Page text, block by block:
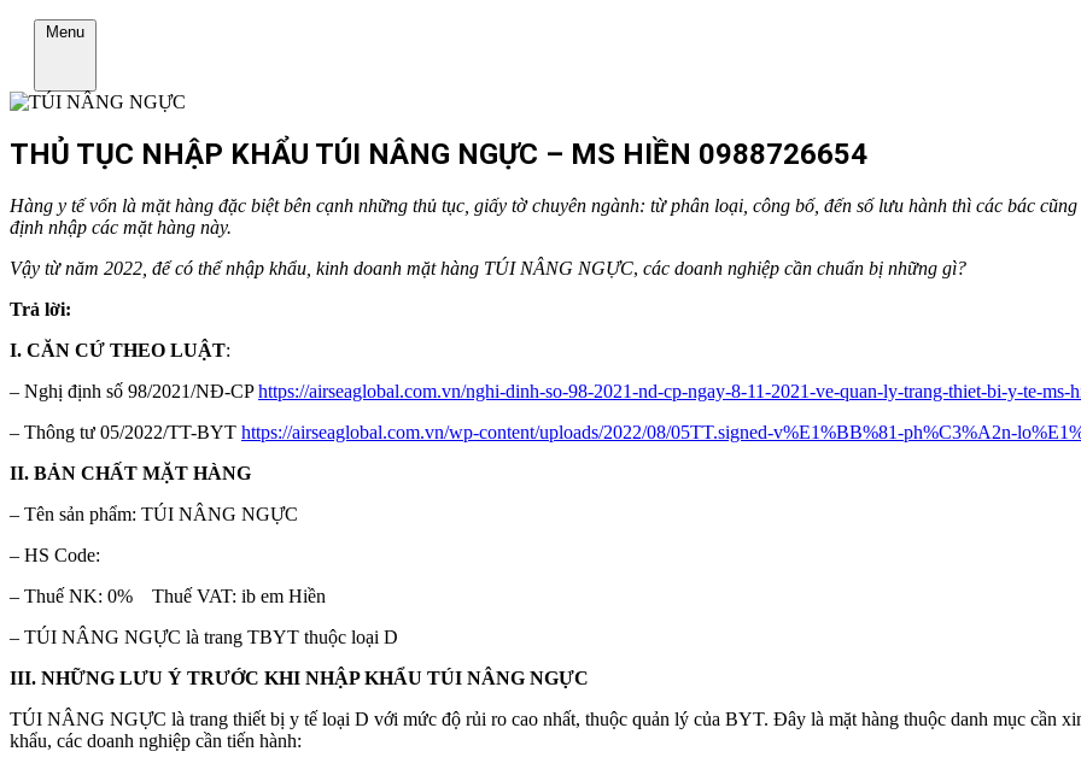
Menu
THỦ TỤC NHẬP KHẨU TÚI NÂNG NGỰC – MS HIỀN 0988726654
Hàng y tế vốn là mặt hàng đặc biệt bên cạnh những thủ tục, giấy tờ chuyên ngành: từ phân loại, công bố, đến số lưu hành thì các bác
định nhập các mặt hàng này.
Vậy từ năm 2022, để có thể nhập khẩu, kinh doanh mặt hàng TÚI NÂNG NGỰC, các doanh nghiệp cần chuẩn bị những gì?
Trả lời:
I. CĂN CỨ THEO LUẬT:
– Nghị định số 98/2021/NĐ-CPhttps://airseaglobal.com.vn/nghi-dinh-so-98-2021-nd-cp-ngay-8-11-2021-ve-quan-ly-trang-thiet-bi-y-te-ms-
– Thông tư 05/2022/TT-BYT https://airseaglobal.com.vn/wp-content/uploads/2022/08/05TT.signed-v%E1%BB%81-ph%C3%A2n-
II. BẢN CHẤT MẶT HÀNG
– Tên sản phẩm: TÚI NÂNG NGỰC
– HS Code:
– Thuế NK: 0% Thuế VAT: ib em Hiền
– TÚI NÂNG NGỰC là trang TBYT thuộc loại D
III. NHỮNG LƯU Ý TRƯỚC KHI NHẬP KHẨU TÚI NÂNG NGỰC
TÚI NÂNG NGỰC là trang thiết bị y tế loại D với mức độ rủi ro cao nhất, thuộc quản lý của BYT. Đây là mặt hàng thuộc danh mục cần
khẩu, các doanh nghiệp cần tiến hành: